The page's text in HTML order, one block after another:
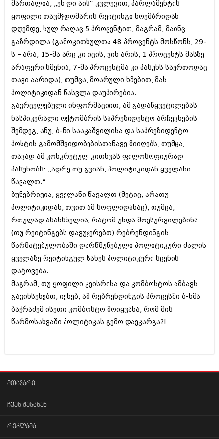
კულინარია
ავტორჩევები
ბელადები
ბიზნესსიახლეები
გვარები
თემიდას სასწორი
იუმორი
კალეიდოსკოპი
ჰოროსკოპი და შეუცნობელი
კრიმინალი
რომანი და დეტექტივი
სახალისო ამბები
შოუბიზნესი
დაიჯესტი
ქალი და მამაკაცი
ისტორია
სხვადასხვა
ანონსი
ივლისი 2018 (223)
ბიზნესსიახლეები
გვარები
თემიდას სასწორი
იუმორი
კალეიდოსკოპი
ჰოროსკოპი და შეუცნობელი
კრიმინალი
რომანი და დეტექტივი
სახალისო ამბები
შოუბიზნესი
დაიჯესტი
ქალი და მამაკაცი
ისტორია
სხვადასხვა
ანონსი
არქივი
ნოემბერი 2020 (103)
ოქტომბერი 2020 (209)
არქივის ზომის ნახვა
მართალია, „ენ დი აის“ კვლევით, პარლამენტის
ყოფილი თავმჯდომარის რეიტინგი ნოემბრიდან
დღემდე, სულ რაღაც 5 პროცენტით, მაგრამ, მაინც
გაზრდილა (გამოკითხულთა 48 პროცენტს მოსწონს, 29-
ს – არა, 15-მა არც კი იცის, ვინ არის, 1 პროცენტს მასზე
არაფერი სმენია, 7-მა პროცენტმა კი პასუხს საერთოდაც
თავი აარიდა), თუმცა, მოარული ხმებით, მას
პოლიტიკიდან წასვლა დაუპირებია.
გავრცელებული ინფორმაციით, ამ გადაწყვეტილებას
ნასპიკერალი ოქტომბრის საპრეზიდენტო არჩევნების
შემდეგ, ანუ, ბ-ნი სააკაშვილისა და საპრეზიდენტო
პოსტის გამომშვიდობებისთანავე მიიღებს, თუმცა,
თავად ამ კონკრეტულ კითხვას ფილოსოფიურად
პასუხობს: „ადრე თუ გვიან, პოლიტიკიდან ყველანი
წავალთ.“
ბუნებრივია, ყველანი წავალთ (მეტიც, არათუ
პოლიტიკიდან, თვით ამ სოფლიდანაც), თუმცა,
რთულად ასახსნელია, რატომ უნდა მოესურვილებინა
(თუ რეიტინგებს დავუჯერებთ) რებრენდინგის
წარმატებულობაში დარწმუნებული პოლიტიკური ძალის
ყველაზე რეიტინგულ სახეს პოლიტიკური სცენის
დატოვება.
მაგრამ, თუ ყოფილი კეისრისა და კომბოსტოს ამბავს
გავიხსენებთ, იქნებ, ამ რებრენდინგის პროცესში ბ-ნმა
ბაქრაძემ ისეთი კომბოსტო მოიყვანა, რომ მის
წარმოსახვაში პოლიტიკას გემო დაეკარგა?!
მთავარი
ჩვენ შესახებ
რეკლამა